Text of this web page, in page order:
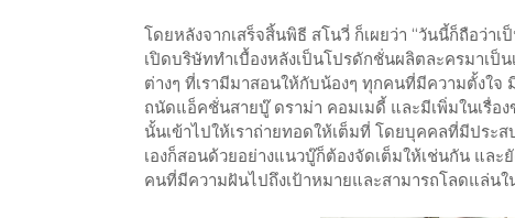
โดยหลังจากเสร็จสิ้นพิธี สโนวี่ ก็เผยว่า “วันนี้ก็ถือว่า
เปิดบริษัททำเบื้องหลังเป็นโปรดักชั่นผลิตละครมาเป็
ต่างๆ ที่เรามีมาสอนให้กับน้องๆ ทุกคนที่มีความตั้งใจ
ถนัดแอ็คชั่นสายบู๊ ดราม่า คอมเมดี้ และมีเพิ่มในเรื่อง
นั้นเข้าไปให้เราถ่ายทอดให้เต็มที่ โดยบุคคลที่มีปร
เองก็สอนด้วยอย่างแนวบู๊ก็ต้องจัดเต็มให้เช่นกัน แล
คนที่มีความฝันไปถึงเป้าหมายและสามารถโลดแล่นใ